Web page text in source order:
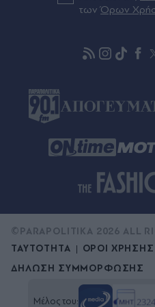
Κύθηρα: Θαλαμηγός
(Βίντεο)
τωνΌρων
ΤΑΥΤΟΤΗΤΑ ΟΡΟΙ ΧΡΗΣΗΣ
ΔΗΛΩΣΗ ΣΥΜΜΟΡΦΩΣΗΣ
©PARAPOLITIKA 2026 ALL
Μέλος του: